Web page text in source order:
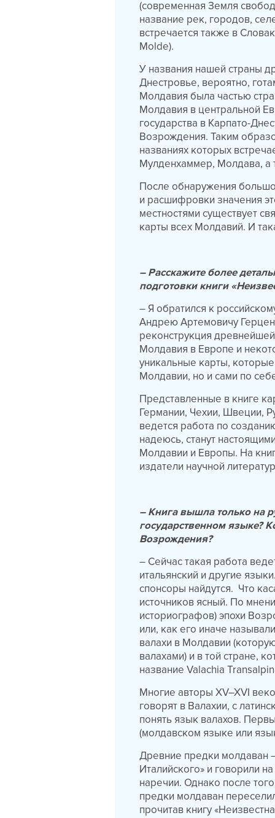
(современная Земля
название рек, городов,
встречается также в
Molde).
У названия нашей страны
Днестровье, вероятно,
Молдавия была частью
Молдавия в центральной
государства в Карпато-
Возрождения. Таким
названиях которых
Мулденхаммер, Молдава, а
После обнаружения
и расшифровки значения
местностями существует
карты всех Молдавий. И
– Расскажите более
подготовки книги
– Я обратился к
Андрею Артемовичу
реконструкция
Молдавия в Европе и
уникальные карты,
Молдавии, но и сами по
Представленные в книге
Германии, Чехии, Швеции,
ведется работа по
надеюсь, станут
Молдавии и Европы. На
издатели научной
– Книга вышла только на
государственном языке?
Возрождения?
– Сейчас такая работа
итальянский и другие
спонсоры найдутся. Что
источников ясный. По
историографов) эпохи
или, как его иначе
валахи в Молдавии
валахами) и в той стране,
название Valachia
Многие авторы XV–XVI
говорят в Валахии, с
понять язык валахов.
(молдавском языке или
Древние предки молдаван
Италийского» и говорили
наречии. Однако после
предки молдаван
прочитав книгу